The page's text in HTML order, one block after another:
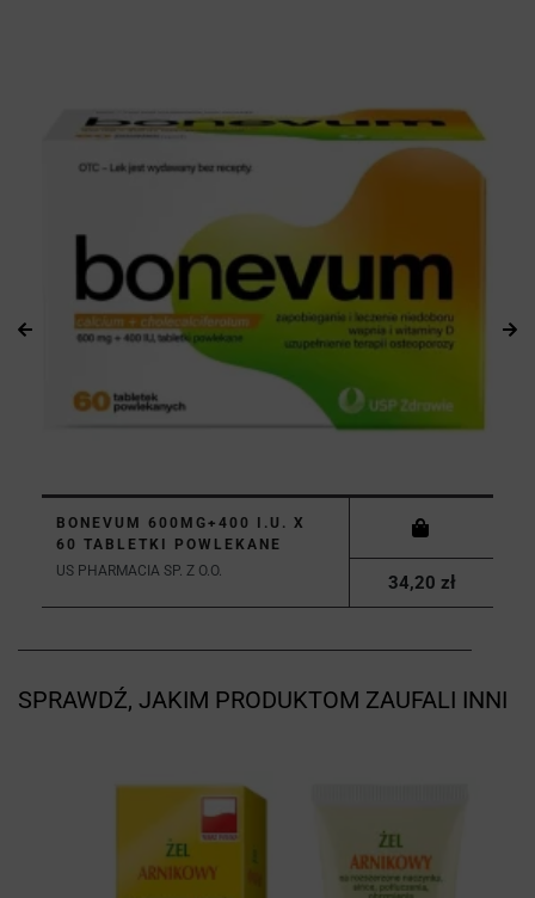
BONEVUM 600MG+400 I.U. X
60 TABLETKI POWLEKANE
US PHARMACIA SP. Z O.O.
34,20 zł
SPRAWDŹ, JAKIM PRODUKTOM ZAUFALI INNI